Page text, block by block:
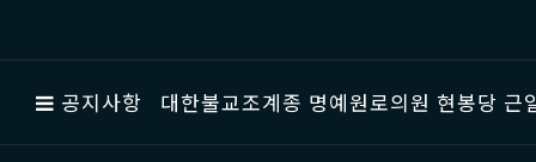
공지사항 대한불교조계종 명예원로의원 현봉당